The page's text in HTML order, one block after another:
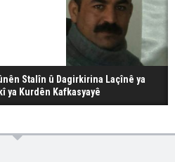
Stalîn û Dagirkirina Laçînê ya
ya Kurdên Kafkasyayê